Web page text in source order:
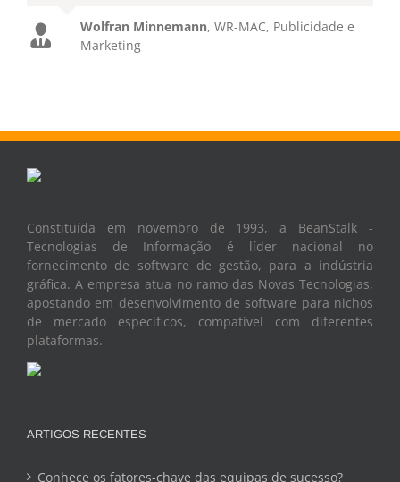
Wolfran Minnemann, WR-MAC, Publicidade e
Marketing
Constituída em novembro de 1993, a BeanStalk -
Tecnologias de Informação é líder nacional no
fornecimento de software de gestão, para a indústria
gráfica. A empresa atua no ramo das Novas Tecnologias,
apostando em desenvolvimento de software para nichos
de mercado específicos, compatível com diferentes
plataformas.
ARTIGOS RECENTES
Conhece os fatores-chave das equipas de sucesso?